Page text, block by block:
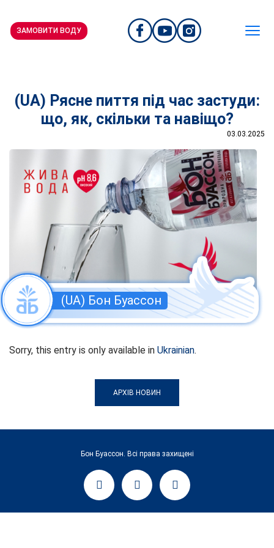
ЗАМОВИТИ ВОДУ
(UA) Рясне пиття під час застуди:
що, як, скільки та навіщо?
03.03.2025
(UA) Бон Буассон
Sorry, this entry is only available in Ukrainian.
АРХІВ НОВИН
Бон Буассон. Всі права захищені